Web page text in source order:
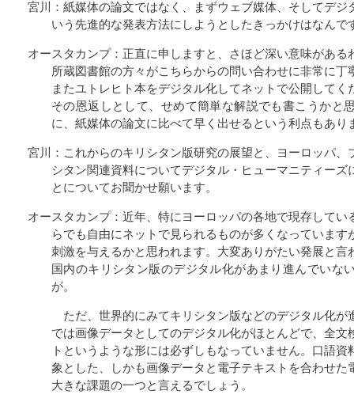
宮川：紙媒体の論文ではなく、まずウェブ媒体、そしてデジ
いう先進的な発表方法にしようとしたきっかけはなんで
オースタカンプ：正直に申しますと、さほど深い意味があ
所蔵図書館の方々がこちらからの問い合わせに非常に
またユトレヒト本をデジタル化してネットで公開して
その恩返しとして、せめて簡単な解説でも書こうかと
に、紙媒体の論文に比べて早く出せるという利点もあり
宮川：これからのキリシタン版研究の展望と、ヨーロッパ、
シタン関連資料についてデジタル・ヒューマニティー
とについてお聞かせ願います。
オースタカンプ：近年、特にヨーロッパの各地で現存して
らでも自由にネットで見られるものが多くなっていま
刺激を与えるかと思われます。大変ありがたい発展と言
国内のキリシタン版のデジタル化があまり進んでいな
が。
ただ、世界的にみてキリシタン版などのデジタル化
では画像データとしてのデジタル化がほとんどで、全
トというような形には必ずしもなっていません。口語
象とした、しかも画像データと電子テキストを合わせた
大きな課題の一つと言えるでしょう。